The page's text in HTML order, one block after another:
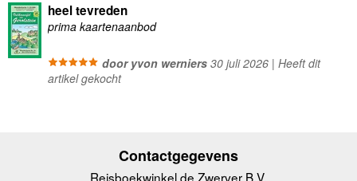
heel tevreden
prima kaartenaanbod
door yvon werniers30 juli 2026 | Heeft dit
artikel gekocht
Contactgegevens
Reisboekwinkel de Zwerver B.V.